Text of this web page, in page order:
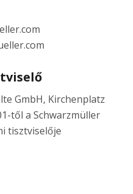
GmbH, Kirchenplatz
től a Schwarzmüller
tisztviselője